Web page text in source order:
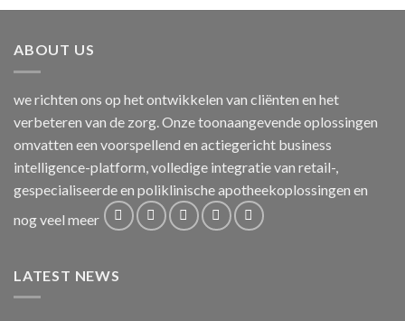
ABOUT US
we richten ons op het ontwikkelen van cliënten en het
verbeteren van de zorg. Onze toonaangevende oplossingen
omvatten een voorspellend en actiegericht business
intelligence-platform, volledige integratie van retail-,
gespecialiseerde en poliklinische apotheekoplossingen en
nog veel meer
LATEST NEWS